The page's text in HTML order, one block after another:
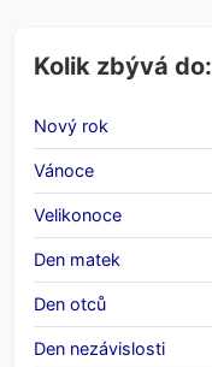
Kolik zbývá do:
Nový rok
Vánoce
Velikonoce
Den matek
Den otců
Den nezávislosti